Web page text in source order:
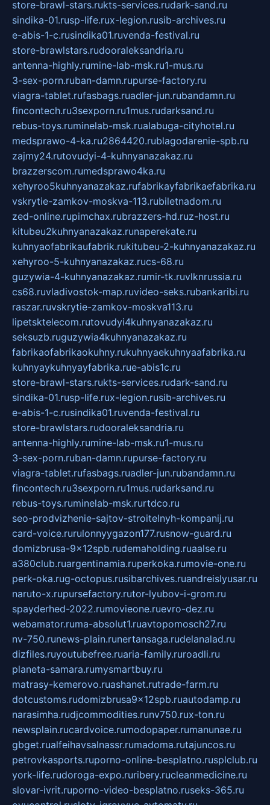
store-brawl-stars.rukts-services.rudark-sand.ru
sindika-01.rusp-life.rux-legion.rusib-archives.ru
e-abis-1-c.rusindika01.ruvenda-festival.ru
store-brawlstars.rudooraleksandria.ru
antenna-highly.rumine-lab-msk.ru1-mus.ru
3-sex-porn.ruban-damn.rupurse-factory.ru
viagra-tablet.rufasbags.ruadler-jun.rubandamn.ru
fincontech.ru3sexporn.ru1mus.rudarksand.ru
rebus-toys.ruminelab-msk.rualabuga-cityhotel.ru
medsprawo-4-ka.ru2864420.rublagodarenie-spb.ru
zajmy24.rutovudyi-4-kuhnyanazakaz.ru
brazzerscom.rumedsprawo4ka.ru
xehyroo5kuhnyanazakaz.rufabrikayfabrikaefabrika.ru
vskrytie-zamkov-moskva-113.rubiletnadom.ru
zed-online.rupimchax.rubrazzers-hd.ruz-host.ru
kitubeu2kuhnyanazakaz.runaperekate.ru
kuhnyaofabrikaufabrik.rukitubeu-2-kuhnyanazakaz.ru
xehyroo-5-kuhnyanazakaz.rucs-68.ru
guzywia-4-kuhnyanazakaz.rumir-tk.ruvlknrussia.ru
cs68.ruvladivostok-map.ruvideo-seks.rubankaribi.ru
raszar.ruvskrytie-zamkov-moskva113.ru
lipetsktelecom.rutovudyi4kuhnyanazakaz.ru
seksuzb.ruguzywia4kuhnyanazakaz.ru
fabrikaofabrikaokuhny.rukuhnyaekuhnyaafabrika.ru
kuhnyaykuhnyayfabrika.rue-abis1c.ru
store-brawl-stars.rukts-services.rudark-sand.ru
sindika-01.rusp-life.rux-legion.rusib-archives.ru
e-abis-1-c.rusindika01.ruvenda-festival.ru
store-brawlstars.rudooraleksandria.ru
antenna-highly.rumine-lab-msk.ru1-mus.ru
3-sex-porn.ruban-damn.rupurse-factory.ru
viagra-tablet.rufasbags.ruadler-jun.rubandamn.ru
fincontech.ru3sexporn.ru1mus.rudarksand.ru
rebus-toys.ruminelab-msk.rurtdco.ru
seo-prodvizhenie-sajtov-stroitelnyh-kompanij.ru
card-voice.rurulonnyygazon177.rusnow-guard.ru
domizbrusa-9x12spb.rudemaholding.ruaalse.ru
a380club.ruargentinamia.ruperkoka.rumovie-one.ru
perk-oka.rug-octopus.rusibarchives.ruandreislyusar.ru
naruto-x.rupursefactory.rutor-lyubov-i-grom.ru
spayderhed-2022.rumovieone.ruevro-dez.ru
webamator.ruma-absolut1.ruavtopomosch27.ru
nv-750.runews-plain.runertansaga.rudelanalad.ru
dizfiles.ruyoutubefree.ruaria-family.ruroadli.ru
planeta-samara.rumysmartbuy.ru
matrasy-kemerovo.ruashanet.rutrade-farm.ru
dotcustoms.rudomizbrusa9x12spb.ruautodamp.ru
narasimha.rudjcommodities.runv750.rux-ton.ru
newsplain.rucardvoice.rumodopaper.rumanunae.ru
gbget.rualfeihavsalnassr.rumadoma.rutajuncos.ru
petrovkasports.ruporno-online-besplatno.rusplclub.ru
york-life.rudoroga-expo.ruribery.rucleanmedicine.ru
slovar-ivrit.ruporno-video-besplatno.ruseks-365.ru